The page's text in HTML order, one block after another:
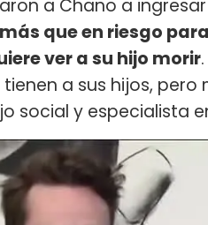
a Chano a
que en riesgo
ver a su hijo morir
a sus hijos, pero
social y especialista